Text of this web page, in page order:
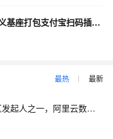
mPaaS里安卓环境，通过hbuilder自定义基座打包支付宝扫码插件运行提示无配置文件怎么解决？
最热 最新
【大咖问答】对话PostgreSQL 中国社区发起人之一，阿里云数据库高级专家 德哥